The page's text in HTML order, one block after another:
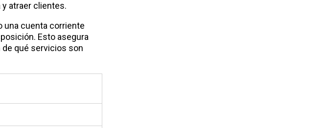
atraer clientes.
una cuenta corriente
Esto asegura
qué servicios son